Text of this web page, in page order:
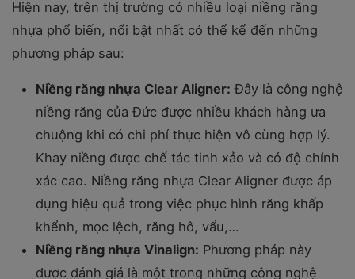
Hiện nay, trên thị trường có nhiều loại niềng răng
nhựa phổ biến, nổi bật nhất có thể kể đến những
phương pháp sau:
Niềng răng nhựa Clear Aligner: Đây là công nghệ
niềng răng của Đức được nhiều khách hàng ưa
chuộng khi có chi phí thực hiện vô cùng hợp lý.
Khay niềng được chế tác tinh xảo và có độ chính
xác cao. Niềng răng nhựa Clear Aligner được áp
dụng hiệu quả trong việc phục hình răng khấp
khểnh, mọc lệch, răng hô, vẩu,…
Niềng răng nhựa Vinalign: Phương pháp này
được đánh giá là một trong những công nghệ